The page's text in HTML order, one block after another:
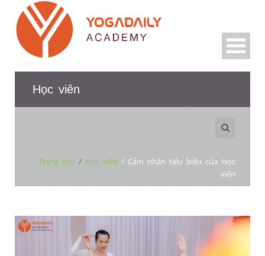
Học viên
Trang chủ / Học viên / Cảm nhận tiêu biểu của Học
viên